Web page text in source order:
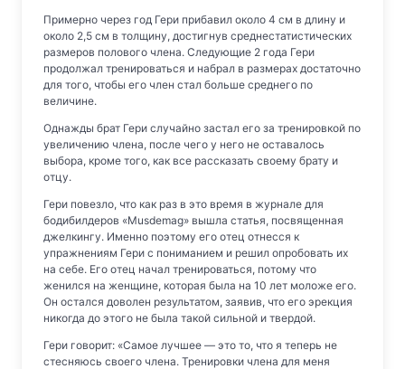
Примерно через год Гери прибавил около 4 см в длину и
около 2,5 см в толщину, достигнув среднестатистических
размеров полового члена. Следующие 2 года Гери
продолжал тренироваться и набрал в размерах достаточно
для того, чтобы его член стал больше среднего по
величине.
Однажды брат Гери случайно застал его за тренировкой по
увеличению члена, после чего у него не оставалось
выбора, кроме того, как все рассказать своему брату и
отцу.
Гери повезло, что как раз в это время в журнале для
бодибилдеров «Musdemag» вышла статья, посвященная
джелкингу. Именно поэтому его отец отнесся к
упражнениям Гери с пониманием и решил опробовать их
на себе. Его отец начал тренироваться, потому что
женился на женщине, которая была на 10 лет моложе его.
Он остался доволен результатом, заявив, что его эрекция
никогда до этого не была такой сильной и твердой.
Гери говорит: «Самое лучшее — это то, что я теперь не
стесняюсь своего члена. Тренировки члена для меня